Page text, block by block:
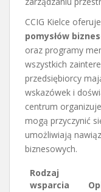
CCIG Kielce
pomysłów
oraz programy
wszystkich
przedsiębiorcy
wskazówek i
centrum organizuje
mogą przyczynić
umożliwiają
biznesowych.
Rodzaj
wsparcia